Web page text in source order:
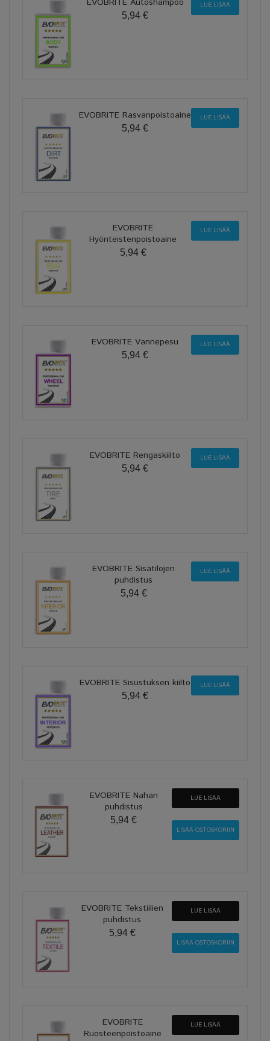
EVOBRITE Autoshampoo
5,94 €
LUE LISÄÄ
EVOBRITE Rasvanpoistoaine
5,94 €
LUE LISÄÄ
EVOBRITE
Hyönteistenpoistoaine
5,94 €
LUE LISÄÄ
EVOBRITE Vannepesu
5,94 €
LUE LISÄÄ
EVOBRITE Rengaskiilto
5,94 €
LUE LISÄÄ
EVOBRITE Sisätilojen
puhdistus
5,94 €
LUE LISÄÄ
EVOBRITE Sisustuksen kiilto
5,94 €
LUE LISÄÄ
EVOBRITE Nahan
puhdistus
5,94 €
LUE LISÄÄ
EVOBRITE Tekstiilien
puhdistus
5,94 €
LUE LISÄÄ
EVOBRITE
Ruosteenpoistoaine
LUE LISÄÄ